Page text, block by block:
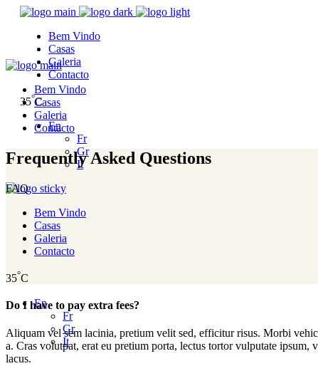
Bem Vindo
Casas
Galeria
Contacto
35°C
En
Fr
Gr
It
Bem Vindo
Casas
Galeria
Contacto
35°C
En
Fr
Gr
It
Bem Vindo
Casas
Galeria
Contacto
Frequently Asked Questions
FAQ
Do I have to pay extra fees?
Aliquam vel sem lacinia, pretium velit sed, efficitur risus. Morbi
a. Cras volutpat, erat eu pretium porta, lectus tortor vulputate ipsum,
lacus.